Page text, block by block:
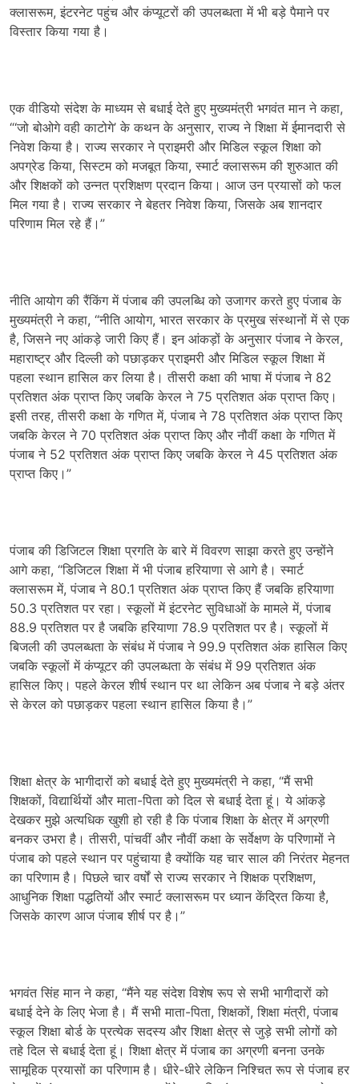
क्लासरूम, इंटरनेट पहुंच और कंप्यूटरों की उपलब्धता में भी बड़े पैमाने पर
विस्तार किया गया है।
एक वीडियो संदेश के माध्यम से बधाई देते हुए मुख्यमंत्री भगवंत मान ने कहा,
“‘जो बोओगे वही काटोगे’ के कथन के अनुसार, राज्य ने शिक्षा में ईमानदारी से
निवेश किया है। राज्य सरकार ने प्राइमरी और मिडिल स्कूल शिक्षा को
अपग्रेड किया, सिस्टम को मजबूत किया, स्मार्ट क्लासरूम की शुरुआत की
और शिक्षकों को उन्नत प्रशिक्षण प्रदान किया। आज उन प्रयासों को फल
मिल गया है। राज्य सरकार ने बेहतर निवेश किया, जिसके अब शानदार
परिणाम मिल रहे हैं।”
नीति आयोग की रैंकिंग में पंजाब की उपलब्धि को उजागर करते हुए पंजाब के
मुख्यमंत्री ने कहा, “नीति आयोग, भारत सरकार के प्रमुख संस्थानों में से एक
है, जिसने नए आंकड़े जारी किए हैं। इन आंकड़ों के अनुसार पंजाब ने केरल,
महाराष्ट्र और दिल्ली को पछाड़कर प्राइमरी और मिडिल स्कूल शिक्षा में
पहला स्थान हासिल कर लिया है। तीसरी कक्षा की भाषा में पंजाब ने 82
प्रतिशत अंक प्राप्त किए जबकि केरल ने 75 प्रतिशत अंक प्राप्त किए।
इसी तरह, तीसरी कक्षा के गणित में, पंजाब ने 78 प्रतिशत अंक प्राप्त किए
जबकि केरल ने 70 प्रतिशत अंक प्राप्त किए और नौवीं कक्षा के गणित में
पंजाब ने 52 प्रतिशत अंक प्राप्त किए जबकि केरल ने 45 प्रतिशत अंक
प्राप्त किए।”
पंजाब की डिजिटल शिक्षा प्रगति के बारे में विवरण साझा करते हुए उन्होंने
आगे कहा, “डिजिटल शिक्षा में भी पंजाब हरियाणा से आगे है। स्मार्ट
क्लासरूम में, पंजाब ने 80.1 प्रतिशत अंक प्राप्त किए हैं जबकि हरियाणा
50.3 प्रतिशत पर रहा। स्कूलों में इंटरनेट सुविधाओं के मामले में, पंजाब
88.9 प्रतिशत पर है जबकि हरियाणा 78.9 प्रतिशत पर है। स्कूलों में
बिजली की उपलब्धता के संबंध में पंजाब ने 99.9 प्रतिशत अंक हासिल किए
जबकि स्कूलों में कंप्यूटर की उपलब्धता के संबंध में 99 प्रतिशत अंक
हासिल किए। पहले केरल शीर्ष स्थान पर था लेकिन अब पंजाब ने बड़े अंतर
से केरल को पछाड़कर पहला स्थान हासिल किया है।”
शिक्षा क्षेत्र के भागीदारों को बधाई देते हुए मुख्यमंत्री ने कहा, “मैं सभी
शिक्षकों, विद्यार्थियों और माता-पिता को दिल से बधाई देता हूं। ये आंकड़े
देखकर मुझे अत्यधिक खुशी हो रही है कि पंजाब शिक्षा के क्षेत्र में अग्रणी
बनकर उभरा है। तीसरी, पांचवीं और नौवीं कक्षा के सर्वेक्षण के परिणामों ने
पंजाब को पहले स्थान पर पहुंचाया है क्योंकि यह चार साल की निरंतर मेहनत
का परिणाम है। पिछले चार वर्षों से राज्य सरकार ने शिक्षक प्रशिक्षण,
आधुनिक शिक्षा पद्धतियों और स्मार्ट क्लासरूम पर ध्यान केंद्रित किया है,
जिसके कारण आज पंजाब शीर्ष पर है।”
भगवंत सिंह मान ने कहा, “मैंने यह संदेश विशेष रूप से सभी भागीदारों को
बधाई देने के लिए भेजा है। मैं सभी माता-पिता, शिक्षकों, शिक्षा मंत्री, पंजाब
स्कूल शिक्षा बोर्ड के प्रत्येक सदस्य और शिक्षा क्षेत्र से जुड़े सभी लोगों को
तहे दिल से बधाई देता हूं। शिक्षा क्षेत्र में पंजाब का अग्रणी बनना उनके
सामूहिक प्रयासों का परिणाम है। धीरे-धीरे लेकिन निश्चित रूप से पंजाब हर